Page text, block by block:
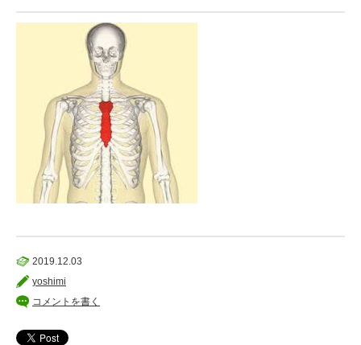
2019.12.03
yoshimi
コメントを書く